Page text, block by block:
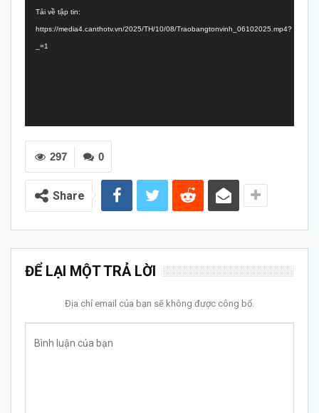
Video
Tải về tập tin:
https://media4.canthotv.vn/2025/TH/10/08/Traobangtonvinh_06102025.mp4?
_=1
0
297
Share
ĐỂ LẠI MỘT TRẢ LỜI
Địa chỉ email của bạn sẽ không được công bố.